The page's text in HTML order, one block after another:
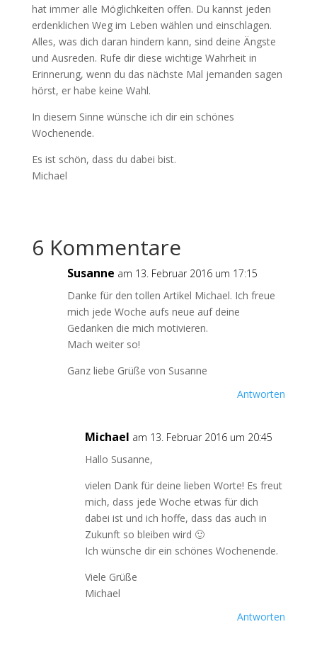
hat immer alle Möglichkeiten offen. Du kannst jeden
erdenklichen Weg im Leben wählen und einschlagen.
Alles, was dich daran hindern kann, sind deine Ängste
und Ausreden. Rufe dir diese wichtige Wahrheit in
Erinnerung, wenn du das nächste Mal jemanden sagen
hörst, er habe keine Wahl.
In diesem Sinne wünsche ich dir ein schönes
Wochenende.
Es ist schön, dass du dabei bist.
Michael
6 Kommentare
Susanne am 13. Februar 2016 um 17:15
Danke für den tollen Artikel Michael. Ich freue
mich jede Woche aufs neue auf deine
Gedanken die mich motivieren.
Mach weiter so!
Ganz liebe Grüße von Susanne
Antworten
Michael am 13. Februar 2016 um 20:45
Hallo Susanne,
vielen Dank für deine lieben Worte! Es freut
mich, dass jede Woche etwas für dich
dabei ist und ich hoffe, dass das auch in
Zukunft so bleiben wird 🙂
Ich wünsche dir ein schönes Wochenende.
Viele Grüße
Michael
Antworten